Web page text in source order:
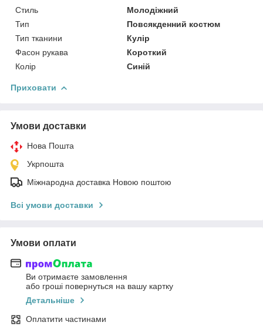
Стиль
Молодіжний
Тип
Повсякденний костюм
Тип тканини
Кулір
Фасон рукава
Короткий
Колір
Синій
Приховати
Умови доставки
Нова Пошта
Укрпошта
Міжнародна доставка Новою поштою
Всі умови доставки
Умови оплати
Ви отримаєте замовлення
або гроші повернуться на вашу картку
Детальніше
Оплатити частинами